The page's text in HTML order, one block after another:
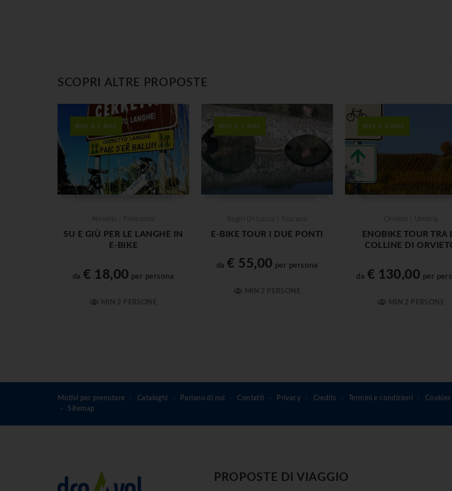
SCOPRI ALTRE PROPOSTE
BIKE & E-BIKE
SU E GIÙ PER LE LANGHE IN
E-BIKE
da€ 18,00 per persona
MIN 2 PERSONE
BIKE & E-BIKE
E-BIKE TOUR I DUE PONTI
da€ 55,00 per persona
MIN 2 PERSONE
BIKE & E-BIKE
ENOBIKE TOUR TRA
COLLINE DI
da € 130,00 per
MIN 2 PERSONE
Motivi per prenotare Cataloghi Parlano di noi Contatti Privacy Credits Termini e condizioni
Sitemap
PROPOSTE DI VIAGGIO